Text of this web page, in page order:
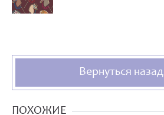
Вернуться назад
ПОХОЖИЕ